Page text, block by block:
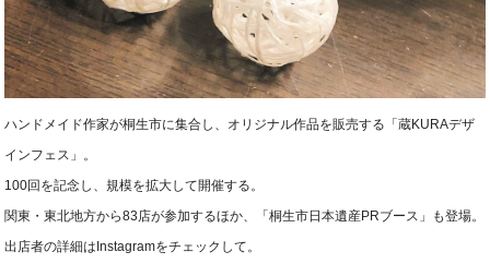
ハンドメイド作家が桐生市に集合し、オリジナル作品を販売する「蔵KURAデザ
インフェス」。
100回を記念し、規模を拡大して開催する。
関東・東北地方から83店が参加するほか、「桐生市日本遺産PRブース」も登場。
出店者の詳細はInstagramをチェックして。